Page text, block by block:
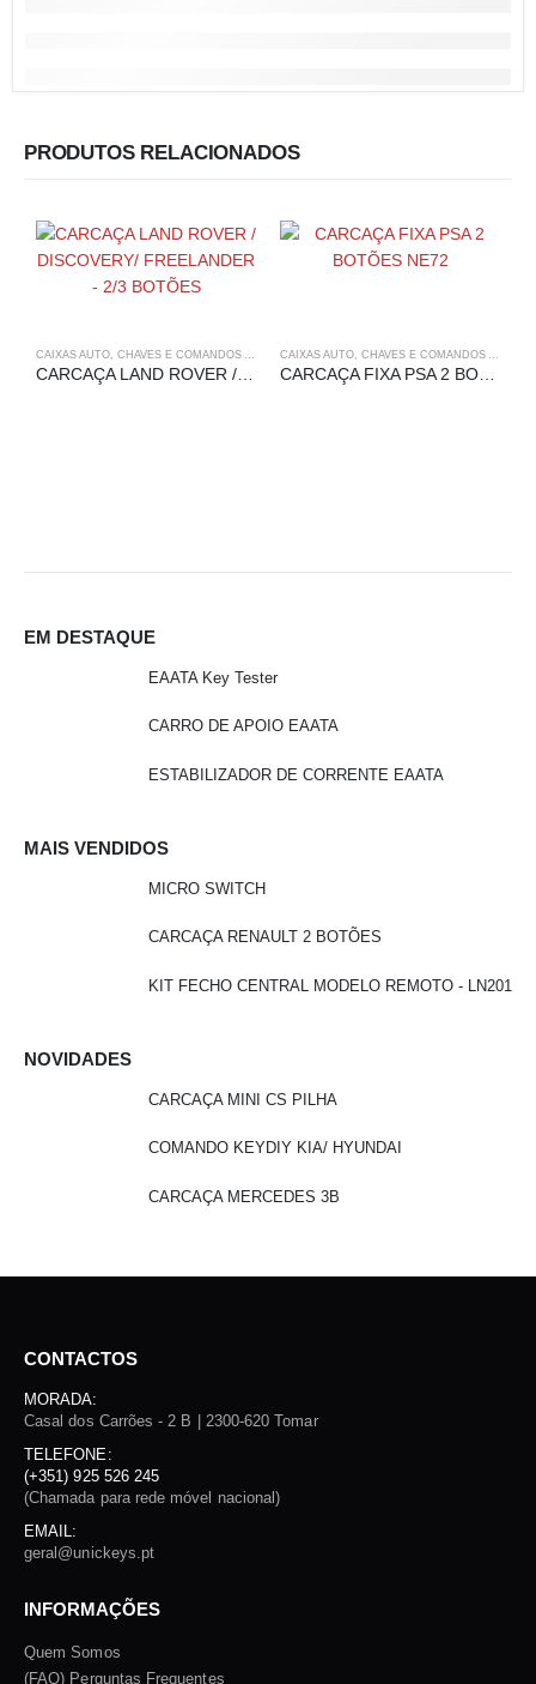
PRODUTOS RELACIONADOS
CAIXAS AUTO, CHAVES E COMANDOS AUTO ,LAND ROVER
CARCAÇA LAND ROVER / DISCOVERY/ FREELANDER – 2/3 BOTÕES
CAIXAS AUTO, CHAVES E COMANDOS AUTO
CARCAÇA FIXA PSA 2 BOTÕES NE72
EM DESTAQUE
EAATA Key Tester
CARRO DE APOIO EAATA
ESTABILIZADOR DE CORRENTE EAATA
MAIS VENDIDOS
MICRO SWITCH
CARCAÇA RENAULT 2 BOTÕES
KIT FECHO CENTRAL MODELO REMOTO - LN201
NOVIDADES
CARCAÇA MINI CS PILHA
COMANDO KEYDIY KIA/ HYUNDAI
CARCAÇA MERCEDES 3B
CONTACTOS
MORADA:
Casal dos Carrões - 2 B | 2300-620 Tomar
TELEFONE:
(+351) 925 526 245
(Chamada para rede móvel nacional)
EMAIL:
geral@unickeys.pt
INFORMAÇÕES
Quem Somos
(FAQ) Perguntas Frequentes